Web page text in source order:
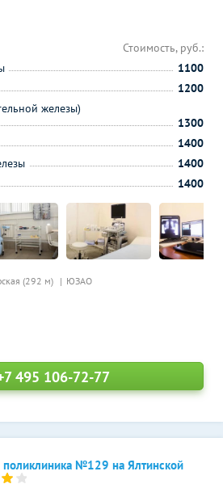
(292 м) ЮЗАО
Стоимость, руб.:
1100
1200
железы)
1300
1400
1400
1400
495 106-72-77
поликлиника №129 на Ялтинской